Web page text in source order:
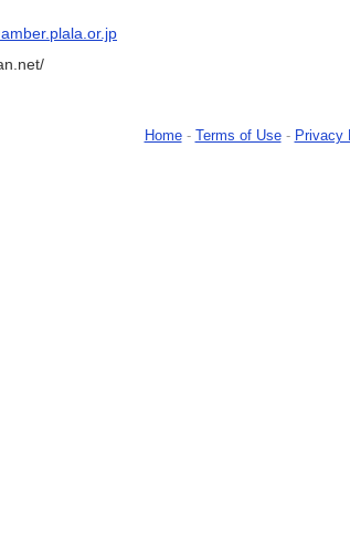
Home- Terms of Use- Privacy